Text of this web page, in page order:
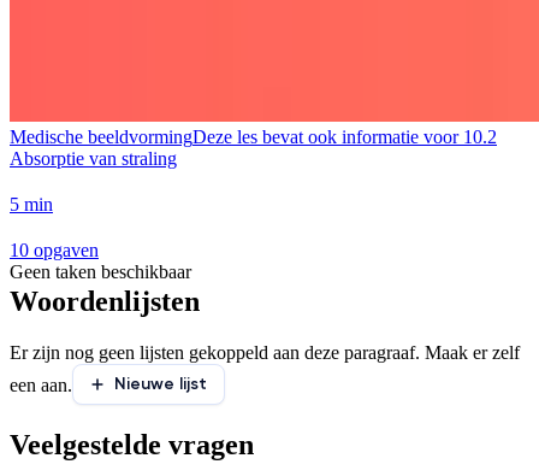
Medische beeldvormingDeze les bevat ook informatie voor 10.2
Absorptie van straling
5 min
10 opgaven
Geen taken beschikbaar
Woordenlijsten
Er zijn nog geen lijsten gekoppeld aan deze paragraaf. Maak er zelf
een aan.
Nieuwe lijst
Veelgestelde vragen